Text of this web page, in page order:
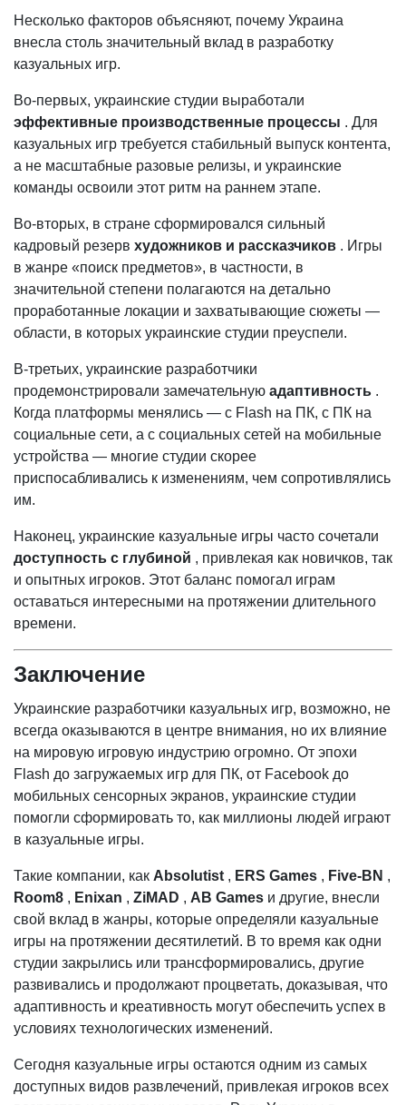
Несколько факторов объясняют, почему Украина
внесла столь значительный вклад в разработку
казуальных игр.
Во-первых, украинские студии выработали
эффективные производственные процессы . Для
казуальных игр требуется стабильный выпуск контента,
а не масштабные разовые релизы, и украинские
команды освоили этот ритм на раннем этапе.
Во-вторых, в стране сформировался сильный
кадровый резерв художников и рассказчиков . Игры
в жанре «поиск предметов», в частности, в
значительной степени полагаются на детально
проработанные локации и захватывающие сюжеты —
области, в которых украинские студии преуспели.
В-третьих, украинские разработчики
продемонстрировали замечательную адаптивность .
Когда платформы менялись — с Flash на ПК, с ПК на
социальные сети, а с социальных сетей на мобильные
устройства — многие студии скорее
приспосабливались к изменениям, чем сопротивлялись
им.
Наконец, украинские казуальные игры часто сочетали
доступность с глубиной , привлекая как новичков, так
и опытных игроков. Этот баланс помогал играм
оставаться интересными на протяжении длительного
времени.
Заключение
Украинские разработчики казуальных игр, возможно, не
всегда оказываются в центре внимания, но их влияние
на мировую игровую индустрию огромно. От эпохи
Flash до загружаемых игр для ПК, от Facebook до
мобильных сенсорных экранов, украинские студии
помогли сформировать то, как миллионы людей играют
в казуальные игры.
Такие компании, как Absolutist , ERS Games , Five-BN ,
Room8 , Enixan , ZiMAD , AB Games и другие, внесли
свой вклад в жанры, которые определяли казуальные
игры на протяжении десятилетий. В то время как одни
студии закрылись или трансформировались, другие
развивались и продолжают процветать, доказывая, что
адаптивность и креативность могут обеспечить успех в
условиях технологических изменений.
Сегодня казуальные игры остаются одним из самых
доступных видов развлечений, привлекая игроков всех